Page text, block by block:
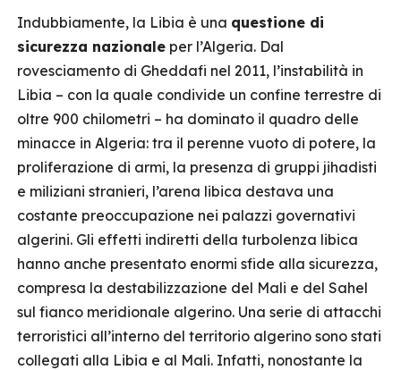
Indubbiamente, la Libia è una questione di
sicurezza nazionale per l’Algeria. Dal
rovesciamento di Gheddafi nel 2011, l’instabilità in
Libia – con la quale condivide un confine terrestre di
oltre 900 chilometri – ha dominato il quadro delle
minacce in Algeria: tra il perenne vuoto di potere, la
proliferazione di armi, la presenza di gruppi jihadisti
e miliziani stranieri, l’arena libica destava una
costante preoccupazione nei palazzi governativi
algerini. Gli effetti indiretti della turbolenza libica
hanno anche presentato enormi sfide alla sicurezza,
compresa la destabilizzazione del Mali e del Sahel
sul fianco meridionale algerino. Una serie di attacchi
terroristici all’interno del territorio algerino sono stati
collegati alla Libia e al Mali. Infatti, nonostante la